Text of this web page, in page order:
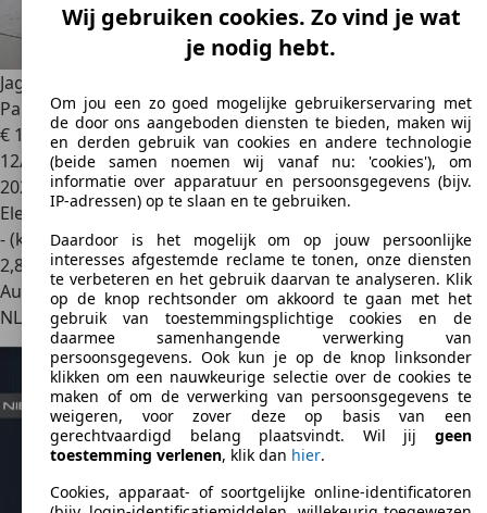
Jaguar I-Pace
Panoramadak | 360 Cam
€ 15.500
12/2018
202.010 km
Elektrisch
- (kWh/100 km)
2,8
Autobedrijf
NL 2465 AARijnsaterwoude
Wij gebruiken cookies. Zo vind je wat
je nodig hebt.
Om jou een zo goed mogelijke gebruikerservaring met
de door ons aangeboden diensten te bieden, maken wij
en derden gebruik van cookies en andere technologie
(beide samen noemen wij vanaf nu: 'cookies'), om
informatie over apparatuur en persoonsgegevens (bijv.
IP-adressen) op te slaan en te gebruiken.
Daardoor is het mogelijk om op jouw persoonlijke
interesses afgestemde reclame te tonen, onze diensten
te verbeteren en het gebruik daarvan te analyseren. Klik
op de knop rechtsonder om akkoord te gaan met het
gebruik van toestemmingsplichtige cookies en de
daarmee samenhangende verwerking van
persoonsgegevens. Ook kun je op de knop linksonder
klikken om een nauwkeurige selectie over de cookies te
maken of om de verwerking van persoonsgegevens te
weigeren, voor zover deze op basis van een
gerechtvaardigd belang plaatsvindt. Wil jij geen
toestemming verlenen, klik dan hier.
Cookies, apparaat- of soortgelijke online-identificatoren